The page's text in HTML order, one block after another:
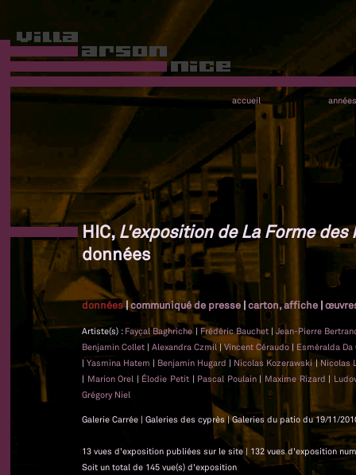
accueil années
HIC,L'exposition de La Forme des
données
données|communiqué de presse |carton, affiche |
Artiste(s) : Fayçal Baghriche | Frédéric Bauchet | Jean-Pierre
Benjamin Collet |Alexandra Czmil|Vincent Céraudo | Esméralda
|Yasmina Hatem | Benjamin Hugard | Nicolas Kozerawski|Nicolas
| Marion Orel | Élodie Petit | Pascal Poulain | Maxime Rizard |
Grégory Niel
Galerie Carrée | Galeries des cyprès | Galeries du patio du 19/11/
13 vues d'exposition publiées sur le site | 132 vues d'exposition
Soit un total de 145 vue(s) d'exposition